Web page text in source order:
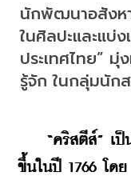
นักพัฒนาอสังห
ในศิลปะและแบ่
ประเทศไทย”
รู้จัก ในกลุ่มนัก
“คริสตีส์” เ
ขึ้นในปี 1766 โด